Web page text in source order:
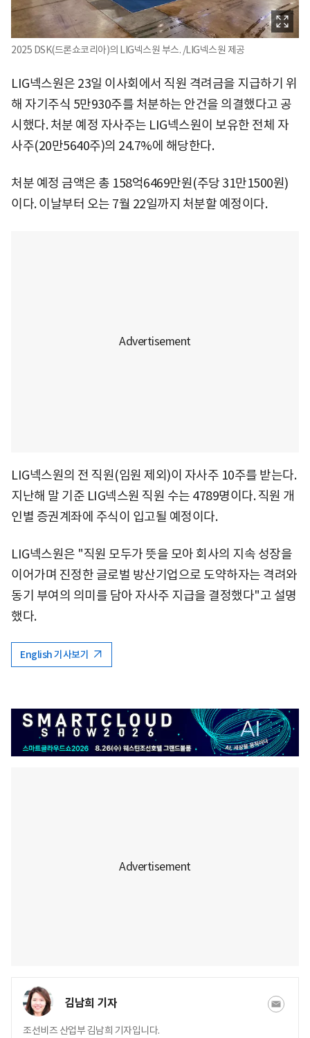
2025 DSK(드론쇼코리아)의 LIG넥스원 부스. /LIG넥스원 제공
LIG넥스원은 23일 이사회에서 직원 격려금을 지급하기 위
해 자기주식 5만930주를 처분하는 안건을 의결했다고 공
시했다. 처분 예정 자사주는 LIG넥스원이 보유한 전체 자
사주(20만5640주)의 24.7%에 해당한다.
처분 예정 금액은 총 158억6469만원(주당 31만1500원)
이다. 이날부터 오는 7월 22일까지 처분할 예정이다.
LIG넥스원의 전 직원(임원 제외)이 자사주 10주를 받는다.
지난해 말 기준 LIG넥스원 직원 수는 4789명이다. 직원 개
인별 증권계좌에 주식이 입고될 예정이다.
LIG넥스원은 "직원 모두가 뜻을 모아 회사의 지속 성장을
이어가며 진정한 글로벌 방산기업으로 도약하자는 격려와
동기 부여의 의미를 담아 자사주 지급을 결정했다"고 설명
했다.
English 기사보기
김남희 기자
조선비즈 산업부 김남희 기자입니다.